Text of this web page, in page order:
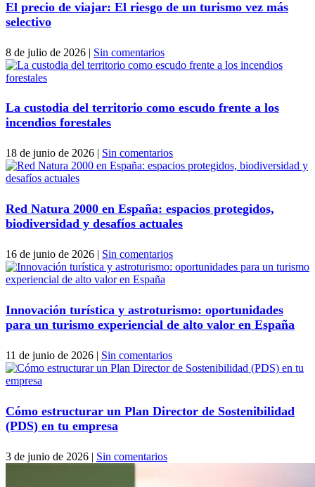
El precio de viajar: El riesgo de un turismo vez más
selectivo
8 de julio de 2026 | Sin comentarios
La custodia del territorio como escudo frente a los
incendios forestales
18 de junio de 2026 | Sin comentarios
Red Natura 2000 en España: espacios protegidos,
biodiversidad y desafíos actuales
16 de junio de 2026 | Sin comentarios
Innovación turística y astroturismo: oportunidades
para un turismo experiencial de alto valor en España
11 de junio de 2026 | Sin comentarios
Cómo estructurar un Plan Director de Sostenibilidad
(PDS) en tu empresa
3 de junio de 2026 | Sin comentarios